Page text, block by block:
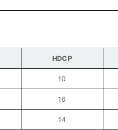
HDCP
10
16
14